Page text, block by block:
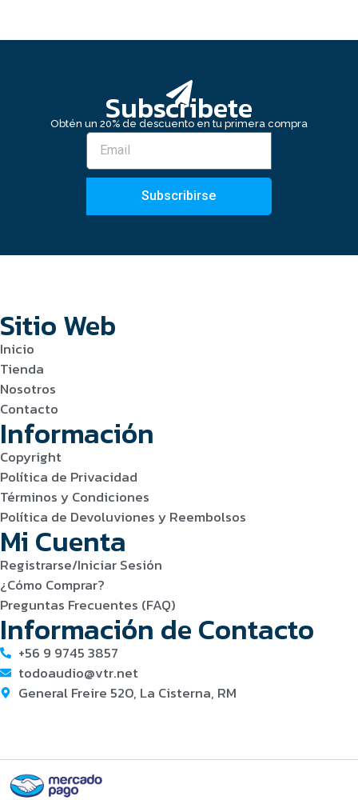
Subscribete
Obtén un 20% de descuento en tu primera compra
Subscribirse
Sitio Web
Inicio
Tienda
Nosotros
Contacto
Información
Copyright
Política de Privacidad
Términos y Condiciones
Política de Devoluviones y Reembolsos
Mi Cuenta
Registrarse/Iniciar Sesión
¿Cómo Comprar?
Preguntas Frecuentes (FAQ)
Información de Contacto
+56 9 9745 3857
todoaudio@vtr.net
General Freire 520, La Cisterna, RM